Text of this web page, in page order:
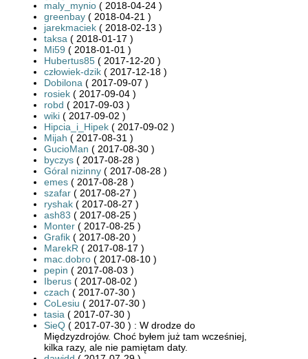
maly_mynio ( 2018-04-24 )
greenbay ( 2018-04-21 )
jarekmaciek ( 2018-02-13 )
taksa ( 2018-01-17 )
Mi59 ( 2018-01-01 )
Hubertus85 ( 2017-12-20 )
człowiek-dzik ( 2017-12-18 )
Dobilona ( 2017-09-07 )
rosiek ( 2017-09-04 )
robd ( 2017-09-03 )
wiki ( 2017-09-02 )
Hipcia_i_Hipek ( 2017-09-02 )
Mijah ( 2017-08-31 )
GucioMan ( 2017-08-30 )
byczys ( 2017-08-28 )
Góral nizinny ( 2017-08-28 )
emes ( 2017-08-28 )
szafar ( 2017-08-27 )
ryshak ( 2017-08-27 )
ash83 ( 2017-08-25 )
Monter ( 2017-08-25 )
Grafik ( 2017-08-20 )
MarekR ( 2017-08-17 )
mac.dobro ( 2017-08-10 )
pepin ( 2017-08-03 )
Iberus ( 2017-08-02 )
czach ( 2017-07-30 )
CoLesiu ( 2017-07-30 )
tasia ( 2017-07-30 )
SieQ ( 2017-07-30 ) : W drodze do
Międzyzdrojów. Choć byłem już tam wcześniej,
kilka razy, ale nie pamiętam daty.